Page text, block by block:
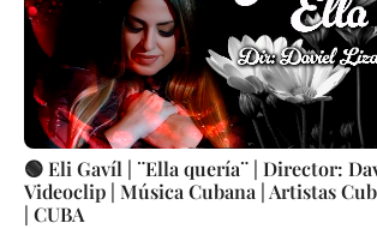
🟢 Eli Gavíl | ¨Ella quería¨ | Director:
Videoclip | Música Cubana | Artistas
| CUBA